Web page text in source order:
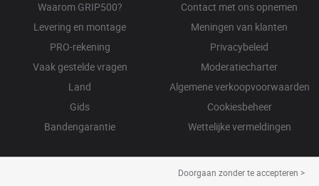
Waarom GRIP500?
Levering en montage
PRO-rekening
Vaak gestelde vragen
Land
Gids
Bandengarantie
Contact met ons opnemen
Meningen van klanten
Privacybeleid
Moderatiecharter
Algemene verkoopvoorwaarden
Cookiesbeheer
Wettelijke vermeldingen
Doorgaan zonder te accepteren >